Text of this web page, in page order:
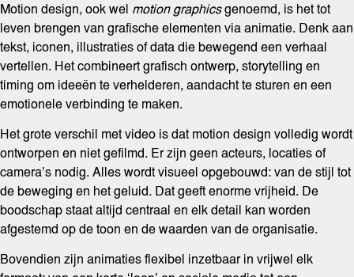
Motion design, ook wel motion graphicsgenoemd, is het tot
leven brengen van grafische elementen via animatie. Denk aan
tekst, iconen, illustraties of data die bewegend een verhaal
vertellen. Het combineert grafisch ontwerp, storytelling en
timing om ideeën te verhelderen, aandacht te sturen en een
emotionele verbinding te maken.
Het grote verschil met video is dat motion design volledig wordt
ontworpen en niet gefilmd. Er zijn geen acteurs, locaties of
camera’s nodig. Alles wordt visueel opgebouwd: van de stijl tot
de beweging en het geluid. Dat geeft enorme vrijheid. De
boodschap staat altijd centraal en elk detail kan worden
afgestemd op de toon en de waarden van de organisatie.
Bovendien zijn animaties flexibel inzetbaar in vrijwel elk